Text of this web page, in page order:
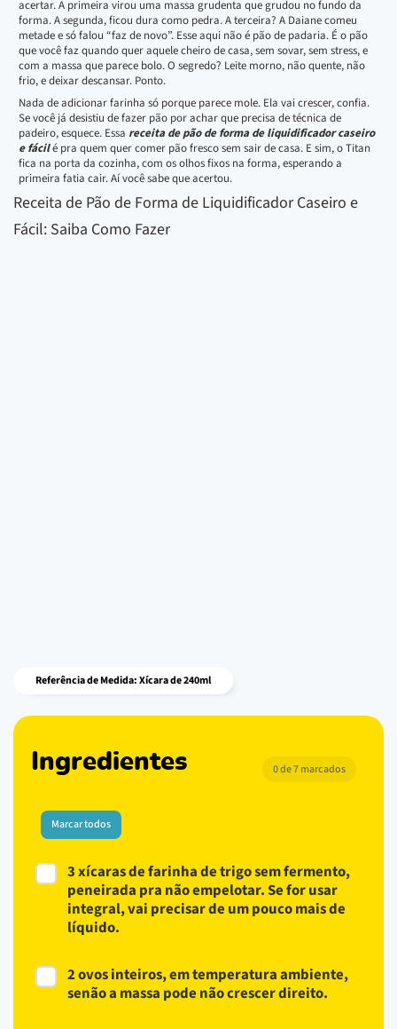
acertar. A primeira virou uma massa grudenta que grudou no fundo da
forma. A segunda, ficou dura como pedra. A terceira? A Daiane comeu
metade e só falou “faz de novo”. Esse aqui não é pão de padaria. É o pão
que você faz quando quer aquele cheiro de casa, sem sovar, sem stress, e
com a massa que parece bolo. O segredo? Leite morno, não quente, não
frio, e deixar descansar. Ponto.
Nada de adicionar farinha só porque parece mole. Ela vai crescer, confia.
Se você já desistiu de fazer pão por achar que precisa de técnica de
padeiro, esquece. Essa receita de pão de forma de liquidificador caseiro
e fácilé pra quem quer comer pão fresco sem sair de casa. E sim, o Titan
fica na porta da cozinha, com os olhos fixos na forma, esperando a
primeira fatia cair. Aí você sabe que acertou.
Receita de Pão de Forma de Liquidificador Caseiro e
Fácil: Saiba Como Fazer
Referência de Medida: Xícara de 240ml
Ingredientes 0 de 7 marcados
Marcar todos
3 xícaras de farinha de trigo sem fermento,
peneirada pra não empelotar. Se for usar
integral, vai precisar de um pouco mais de
líquido.
2 ovos inteiros, em temperatura ambiente,
senão a massa pode não crescer direito.